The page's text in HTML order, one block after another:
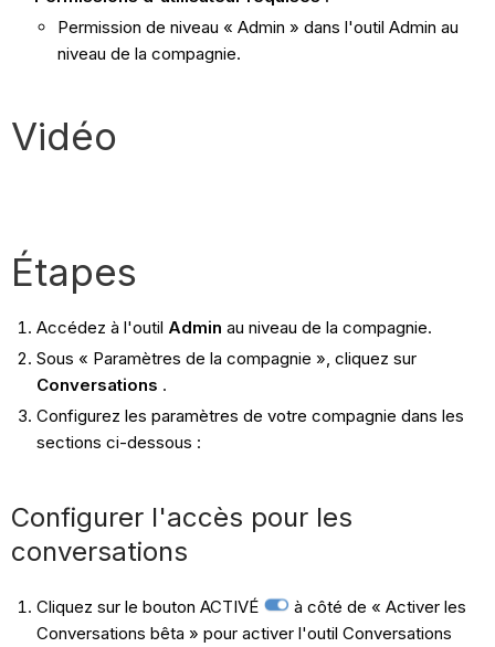
Permission de niveau « Admin » dans l'outil Admin au
niveau de la compagnie.
Vidéo
Étapes
Accédez à l'outil Admin au niveau de la compagnie.
Sous « Paramètres de la compagnie », cliquez sur
Conversations .
Configurez les paramètres de votre compagnie dans les
sections ci-dessous :
Configurer l'accès pour les
conversations
Cliquez sur le bouton ACTIVÉ
à côté de « Activer les
Conversations bêta » pour activer l'outil Conversations